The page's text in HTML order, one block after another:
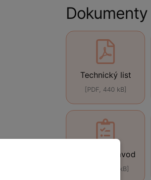
Dokumenty
Technický list
[PDF, 440 kB]
Montážní návod
[PDF, 196.0 kB]